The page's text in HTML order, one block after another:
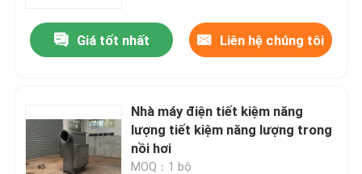
Giá tốt nhất Liên hệ chúng tôi
Nhà máy điện tiết kiệm năng
lượng tiết kiệm năng lượng trong
nồi hơi
MOQ：1 bộ